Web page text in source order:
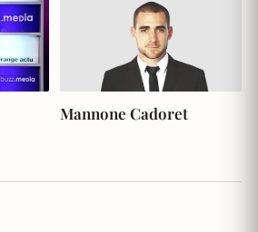
Mannone Cadoret